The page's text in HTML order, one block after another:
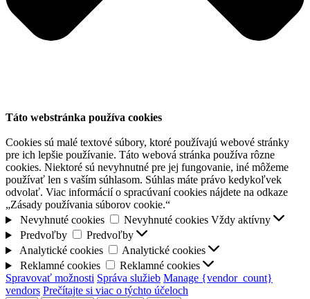
Táto webstránka používa cookies
Cookies sú malé textové súbory, ktoré používajú webové stránky
pre ich lepšie používanie. Táto webová stránka používa rôzne
cookies. Niektoré sú nevyhnutné pre jej fungovanie, iné môžeme
používať len s vaším súhlasom. Súhlas máte právo kedykoľvek
odvolať. Viac informácií o spracúvaní cookies nájdete na odkaze
„Zásady používania súborov cookie.“
Nevyhnuté cookies
Nevyhnuté cookies Vždy aktívny
Predvoľby
Predvoľby
Analytické cookies
Analytické cookies
Reklamné cookies
Reklamné cookies
Spravovať možnosti Správa služieb Manage {vendor_count}
vendors Prečítajte si viac o týchto účeloch